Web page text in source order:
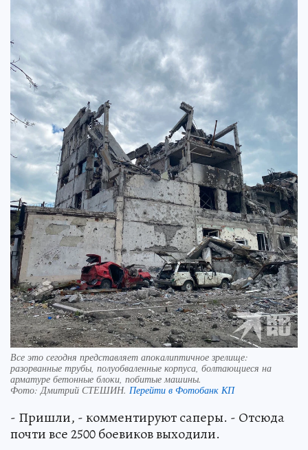
Все это сегодня представляет апокалиптичное зрелище:
разорванные трубы, полуобваленные корпуса, болтающиеся на
арматуре бетонные блоки, побитые машины.
Фото: Дмитрий СТЕШИН. Перейти в Фотобанк КП
- Пришли, - комментируют саперы. - Отсюда
почти все 2500 боевиков выходили.